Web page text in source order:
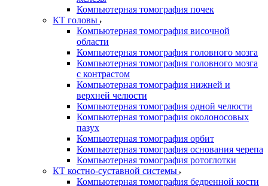
Компьютерная томография почек
КТ головы
Компьютерная томография височной
области
Компьютерная томография головного мозга
Компьютерная томография головного мозга
с контрастом
Компьютерная томография нижней и
верхней челюсти
Компьютерная томография одной челюсти
Компьютерная томография околоносовых
пазух
Компьютерная томография орбит
Компьютерная томография основания черепа
Компьютерная томография ротоглотки
КТ костно-суставной системы
Компьютерная томография бедренной кости